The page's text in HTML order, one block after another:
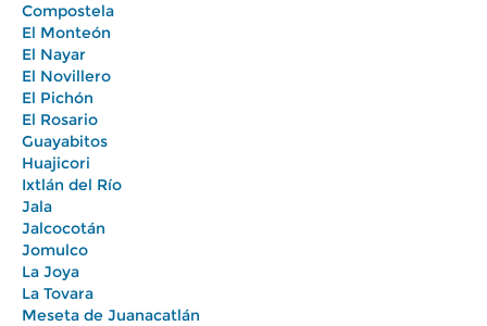
Compostela
El Monteón
El Nayar
El Novillero
El Pichón
El Rosario
Guayabitos
Huajicori
Ixtlán del Río
Jala
Jalcocotán
Jomulco
La Joya
La Tovara
Meseta de Juanacatlán